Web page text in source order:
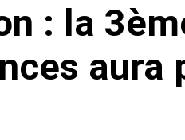
: la